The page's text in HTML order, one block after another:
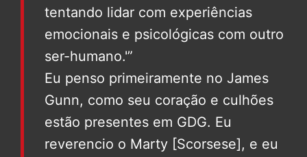
tentando lidar com experiências
emocionais e psicológicas com outro
ser-humano.'”
Eu penso primeiramente no James
Gunn, como seu coração e culhões
estão presentes em GDG. Eu
reverencio o Marty [Scorsese], e eu